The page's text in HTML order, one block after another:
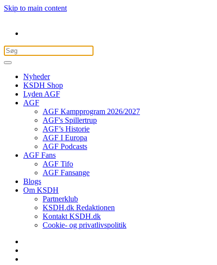
Skip to main content
Nyheder
KSDH Shop
Lyden AGF
AGF
AGF Kampprogram 2026/2027
AGF's Spillertrup
AGF’s Historie
AGF I Europa
AGF Podcasts
AGF Fans
AGF Tifo
AGF Fansange
Blogs
Om KSDH
Partnerklub
KSDH.dk Redaktionen
Kontakt KSDH.dk
Cookie- og privatlivspolitik